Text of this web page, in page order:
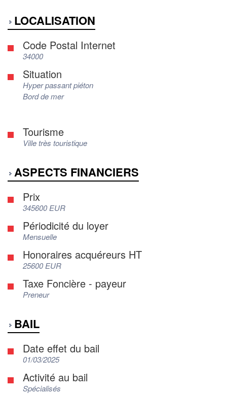
LOCALISATION
Code Postal Internet
34000
Situation
Hyper passant piéton
Bord de mer
Tourisme
Ville très touristique
ASPECTS FINANCIERS
Prix
345600 EUR
Périodicité du loyer
Mensuelle
Honoraires acquéreurs HT
25600 EUR
Taxe Foncière - payeur
Preneur
BAIL
Date effet du bail
01/03/2025
Activité au bail
Spécialisés